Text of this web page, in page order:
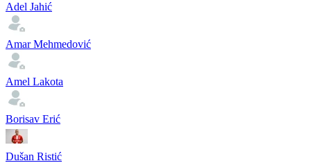
Adel Jahić
Amar Mehmedović
Amel Lakota
Borisav Erić
Dušan Ristić